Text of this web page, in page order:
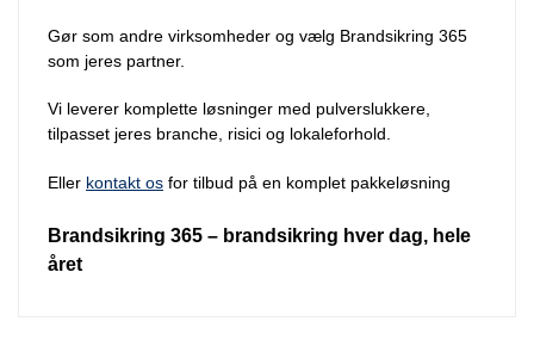
Gør som andre virksomheder og vælg Brandsikring 365
som jeres partner.
Vi leverer komplette løsninger med pulverslukkere,
tilpasset jeres branche, risici og lokaleforhold.
Eller kontakt os for tilbud på en komplet pakkeløsning
Brandsikring 365 – brandsikring hver dag, hele
året